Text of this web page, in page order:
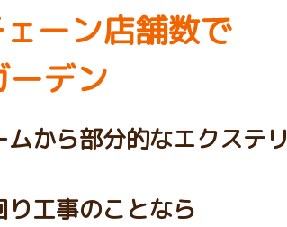
ーン店舗数で
デン
から部分的なエクステリ
工事のことなら